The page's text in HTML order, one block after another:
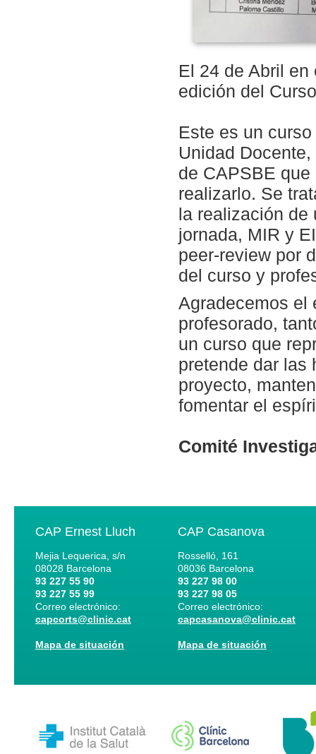
El 24 de Abril en
edición del
Este es un
Unidad
de CAPSBE
realizarlo. Se
la realización de
jornada, MIR y
peer-review por
del curso y
Agradecemos el
profesorado,
un curso que
pretende dar las
proyecto,
fomentar el
Comité
CAP Ernest Lluch
Mejia Lequerica, s/n
08028 Barcelona
93 227 55 90
93 227 55 99
Correo electrónico:
capcorts@clinic.cat
Mapa de situación
CAP Casanova
Rosselló, 161
08036 Barcelona
93 227 98 00
93 227 98 05
Correo electrónico:
capcasanova@clinic.cat
Mapa de situación